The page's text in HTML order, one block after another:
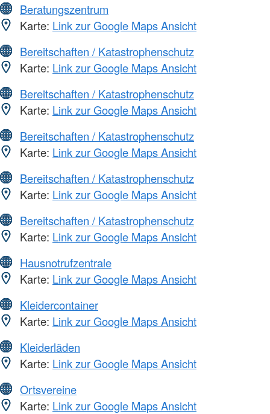
Beratungszentrum
Karte: Link zur Google Maps Ansicht
Bereitschaften / Katastrophenschutz
Karte: Link zur Google Maps Ansicht
Bereitschaften / Katastrophenschutz
Karte: Link zur Google Maps Ansicht
Bereitschaften / Katastrophenschutz
Karte: Link zur Google Maps Ansicht
Bereitschaften / Katastrophenschutz
Karte: Link zur Google Maps Ansicht
Bereitschaften / Katastrophenschutz
Karte: Link zur Google Maps Ansicht
Hausnotrufzentrale
Karte: Link zur Google Maps Ansicht
Kleidercontainer
Karte: Link zur Google Maps Ansicht
Kleiderläden
Karte: Link zur Google Maps Ansicht
Ortsvereine
Karte: Link zur Google Maps Ansicht